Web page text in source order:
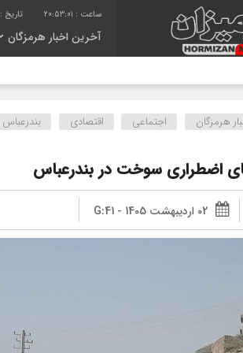
20:53:02 تاریخ :
آخرین اخبار هرمزگان
هرمزگان اجتماعی اقتصادی بندرعباس
اضطراری سوخت در بندرعباس
02 اردیبهشت 1405 - G:41